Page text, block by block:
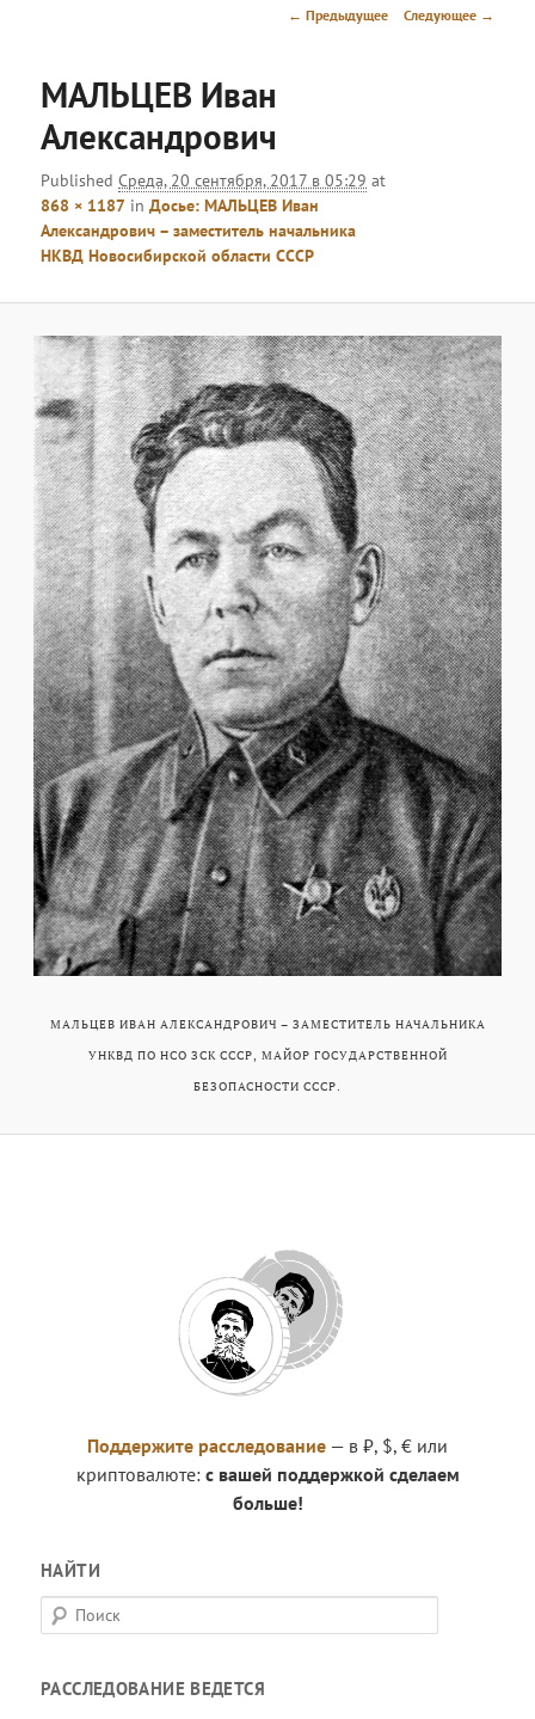
Навигация
← Предыдущее Следующее →
МАЛЬЦЕВ Иван
Александрович
PublishedСреда, 20 сентября, 2017 в 05:29 at
868 × 1187 inДосье: МАЛЬЦЕВ Иван
Александрович – заместитель начальника
НКВД Новосибирской области СССР
МАЛЬЦЕВ ИВАН АЛЕКСАНДРОВИЧ – ЗАМЕСТИТЕЛЬ НАЧАЛЬНИКА
УНКВД ПО НСО ЗСК СССР, МАЙОР ГОСУДАРСТВЕННОЙ
БЕЗОПАСНОСТИ СССР.
Поддержите расследование — в ₽, $, € или
криптовалюте: с вашей поддержкой сделаем
больше!
НАЙТИ
П
о
с
РАССЛЕДОВАНИЕ ВЕДЕТСЯ